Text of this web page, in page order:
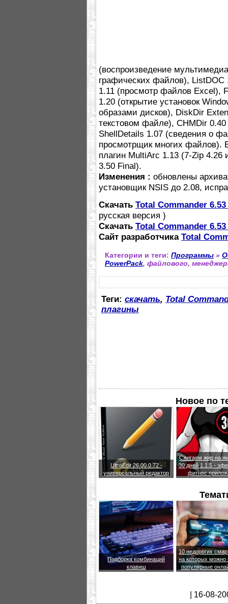
(воспроизведение
графических файлов),
1.11 (просмотр файлов Excel),
1.20 (открытие установок
образами дисков), DiskDir
текстовом файле), CHMDir 0.40
ShellDetails 1.07 (сведения о
просмотрщик многих файлов).
плагин MultiArc 1.13 (7-Zip 4.26
3.50 Final).
Изменения : обновлены
установщик NSIS до 2.08,
Скачать Total Commander
русская версия )
Скачать Total Commander
Сайт разработчика Total
Категории и теги: Программы »
PowerPack, файлового,
Теги: скачать, Total
плагины
Новое по
UltraEdit 26.00.0.72 -
универсальный редактор
Сжигаем жир на
30 дней 1.1.5 -
фитнес
Подборка комбинаций
клавиш
10 недорогих
на которых можно
популярные
| 16-08-